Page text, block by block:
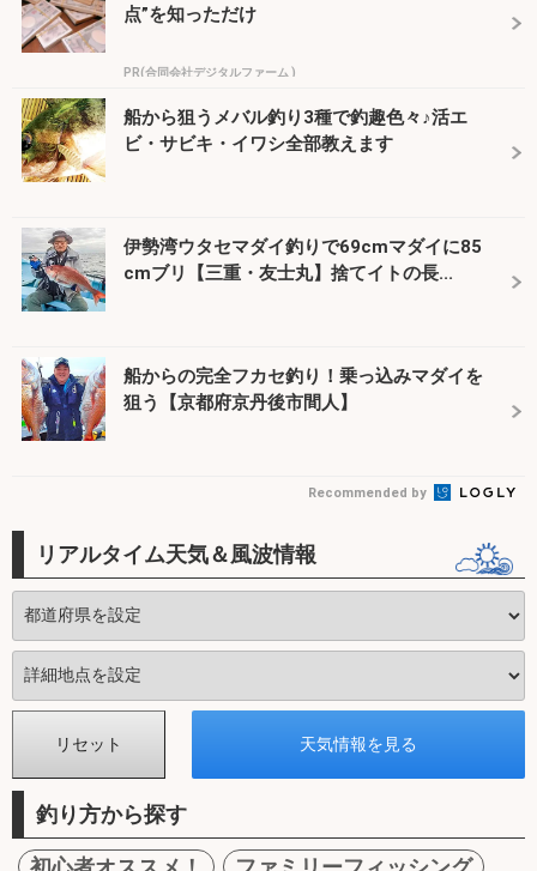
点”を知っただけ
PR(合同会社デジタルファーム )
船から狙うメバル釣り3種で釣趣色々♪活エ
ビ・サビキ・イワシ全部教えます
伊勢湾ウタセマダイ釣りで69cmマダイに85
cmブリ【三重・友士丸】捨てイトの長...
船からの完全フカセ釣り！乗っ込みマダイを
狙う【京都府京丹後市間人】
Recommended by
リアルタイム天気＆風波情報
釣り方から探す